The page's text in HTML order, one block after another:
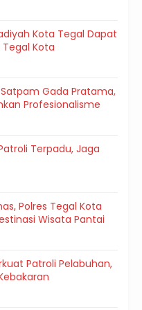
Kota Tegal Dapat
Kota
Satpam Gada Pratama,
Profesionalisme
Terpadu, Jaga
Polres Tegal Kota
Wisata Pantai
Patroli Pelabuhan,